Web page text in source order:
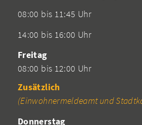
08:00 bis 11:45 Uhr
14:00 bis 16:00 Uhr
Freitag
08:00 bis 12:00 Uhr
Zusätzlich
(Einwohnermeldeamt und
Donnerstag